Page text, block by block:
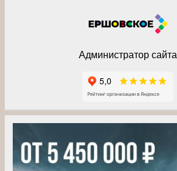
Администратор сайта